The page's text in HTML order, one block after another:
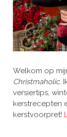
Welkom op
Christmaholic.
versiertips,
kerstrecepten
kerstvoorpret!